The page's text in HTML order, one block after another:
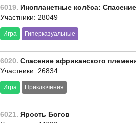
6019. Инопланетные колёса: Спасение
Участники: 28049
Игра Гиперказуальные
6020. Спасение африканского
Участники: 26834
Игра Приключения
6021. Ярость Богов